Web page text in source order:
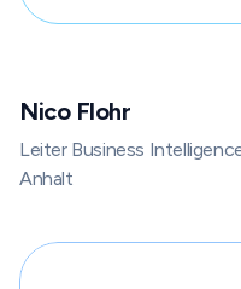
Nico Flohr
Leiter Business
Anhalt